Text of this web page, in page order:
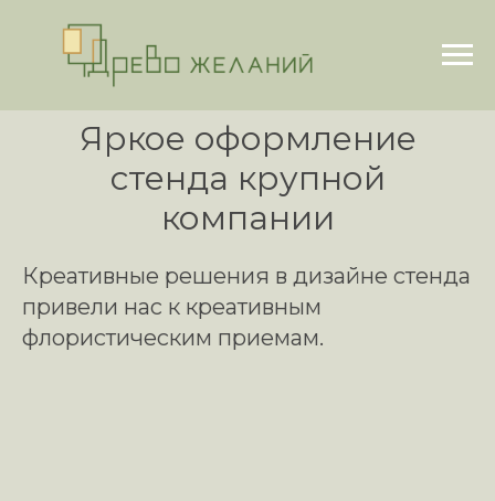
Яркое оформление
стенда крупной
компании
Креативные решения в дизайне стенда
привели нас к креативным
флористическим приемам.